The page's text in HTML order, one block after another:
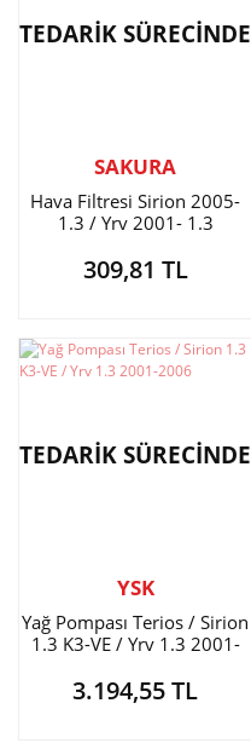
TEDARİK SÜRECİNDE
SAKURA
Hava Filtresi Sirion 2005-
1.3 / Yrv 2001- 1.3
309,81 TL
TEDARİK SÜRECİNDE
YSK
Yağ Pompası Terios / Sirion
1.3 K3-VE / Yrv 1.3 2001-
3.194,55 TL